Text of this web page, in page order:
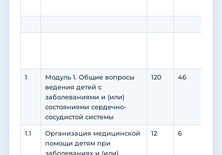
1
Модуль 1. Общие вопросы
ведения детей с
заболеваниями и (или)
состояниями сердечно-
сосудистой системы
120 46
1.1
Организация медицинской
помощи детям при
заболеваниях и (или)
12 6